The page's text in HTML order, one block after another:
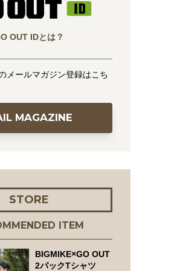
OUT IDとは？
メールマガジン登録はこち
MAGAZINE
STORE
ITEM
BIGMIKE×GO OUT
2パックTシャツ